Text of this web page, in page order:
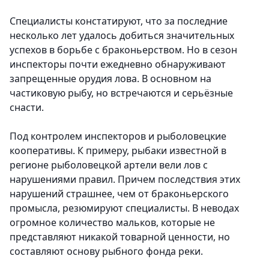
Специалисты констатируют, что за последние
несколько лет удалось добиться значительных
успехов в борьбе с браконьерством. Но в сезон
инспекторы почти ежедневно обнаруживают
запрещенные орудия лова. В основном на
частиковую рыбу, но встречаются и серьёзные
снасти.
Под контролем инспекторов и рыболовецкие
кооперативы. К примеру, рыбаки известной в
регионе рыболовецкой артели вели лов с
нарушениями правил. Причем последствия этих
нарушений страшнее, чем от браконьерского
промысла, резюмируют специалисты. В неводах
огромное количество мальков, которые не
представляют никакой товарной ценности, но
составляют основу рыбного фонда реки.